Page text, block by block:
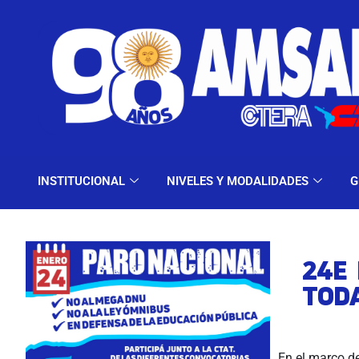
INSTITUCIONAL NIVELES Y MODALIDADES
INSTITUCIONAL
24E